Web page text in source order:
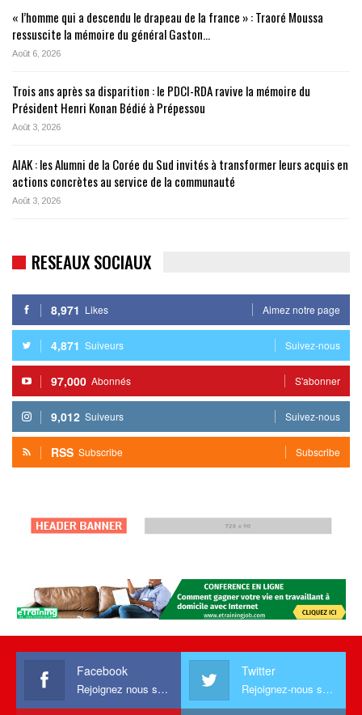
« l’homme qui a descendu le drapeau de la france » : Traoré Moussa
ressuscite la mémoire du général Gaston…
Août 6, 2026
Trois ans après sa disparition : le PDCI-RDA ravive la mémoire du
Président Henri Konan Bédié à Prépessou
Août 3, 2026
AIAK : les Alumni de la Corée du Sud invités à transformer leurs acquis en
actions concrètes au service de la communauté
Août 3, 2026
RESEAUX SOCIAUX
8,971 Likes Aimez notre page
4,871 Suiveurs Suivez-nous
97,000 Abonnés S'abonner
9,012 Suiveurs Suivez-nous
RSS Subscribe Subscribe
Facebook
Rejoignez nous sur facebook
Twitter
Rejoignez-nous sur Twitter